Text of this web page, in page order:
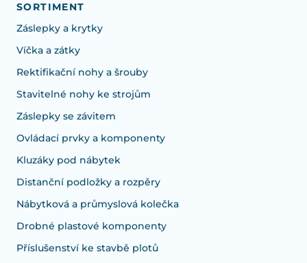
SORTIMENT
Záslepky a krytky
Víčka a zátky
Rektifikační nohy a šrouby
Stavitelné nohy ke strojům
Záslepky se závitem
Ovládací prvky a komponenty
Kluzáky pod nábytek
Distanční podložky a rozpěry
Nábytková a průmyslová kolečka
Drobné plastové komponenty
Příslušenství ke stavbě plotů